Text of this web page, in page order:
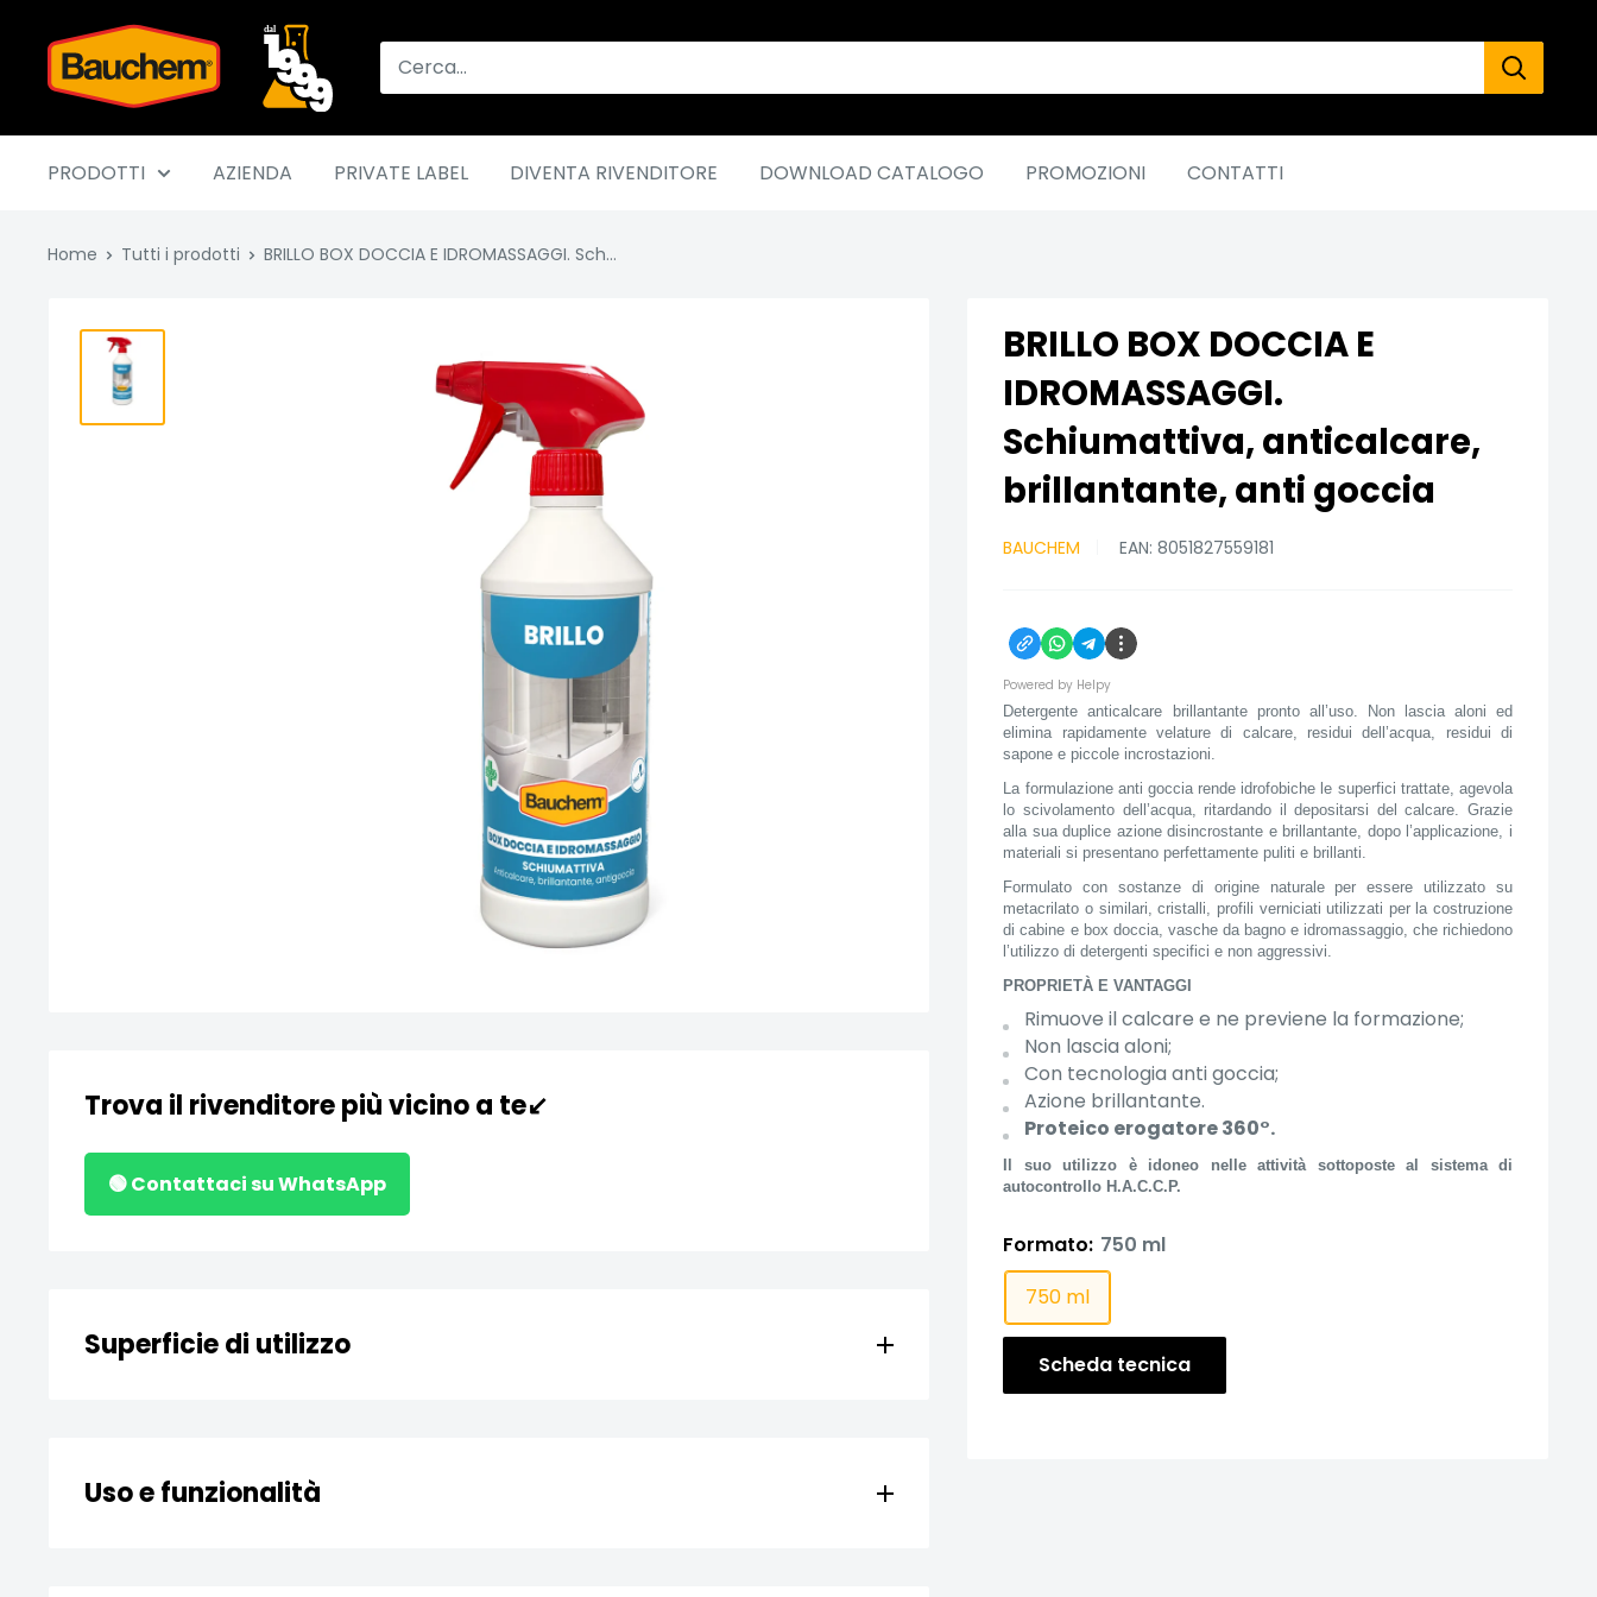
contenuto
Bauchem
PRODOTTI AZIENDA PRIVATE LABEL DIVENTA RIVENDITORE DOWNLOAD CATALOGO PROMOZIONI CONTATTI
Home Tutti i prodotti BRILLO BOX DOCCIA E IDROMASSAGGI. Sch...
BRILLO BOX DOCCIA E
IDROMASSAGGI.
Schiumattiva, anticalcare,
brillantante, anti goccia
BAUCHEM EAN:8051827559181
Powered by Helpy
Detergente anticalcare brillantante pronto all’uso. Non lascia aloni ed
elimina rapidamente velature di calcare, residui dell’acqua, residui di
sapone e piccole incrostazioni.
La formulazione anti goccia rende idrofobiche le superfici trattate, agevola
lo scivolamento dell’acqua, ritardando il depositarsi del calcare. Grazie
alla sua duplice azione disincrostante e brillantante, dopo l’applicazione, i
materiali si presentano perfettamente puliti e brillanti.
Formulato con sostanze di origine naturale per essere utilizzato su
metacrilato o similari, cristalli, profili verniciati utilizzati per la costruzione
di cabine e box doccia, vasche da bagno e idromassaggio, che richiedono
l’utilizzo di detergenti specifici e non aggressivi.
PROPRIETÀ E VANTAGGI
Rimuove il calcare e ne previene la formazione;
Non lascia aloni;
Con tecnologia anti goccia;
Azione brillantante.
Proteico erogatore 360°.
Il suo utilizzo è idoneo nelle attività sottoposte al sistema di
autocontrollo H.A.C.C.P.
Formato: 750 ml
750 ml
Scheda tecnica
Trova il rivenditore più vicino a te↙️
🟢 Contattaci su WhatsApp
Superficie di utilizzo
laminati plastici
Uso e funzionalità